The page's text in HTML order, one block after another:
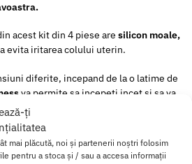
ți
mai plăcută, noi și partenerii noștri folosim
pentru a stoca și / sau a accesa informații
acest kit din 4 piese are silicon moale,
evita iritarea colului uterin.
diferite, incepand de la o latime de
va permite sa incepeti incet si sa va
ori va simtiti gata.
vaginale Welllness Dilator Kit